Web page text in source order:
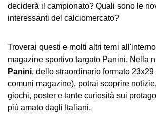
deciderà il campionato? Quali sono le
interessanti del calciomercato?
Troverai questi e molti altri temi
magazine sportivo targato Panini. Nella
Panini, dello straordinario formato
comuni magazine), potrai scoprire
giochi, poster e tante curiosità sui
più amato dagli Italiani.